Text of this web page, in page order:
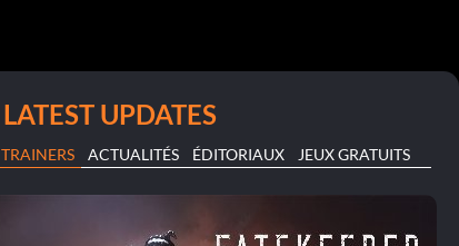
LATEST UPDATES
TRAINERS ACTUALITÉS ÉDITORIAUX JEUX GRATUITS